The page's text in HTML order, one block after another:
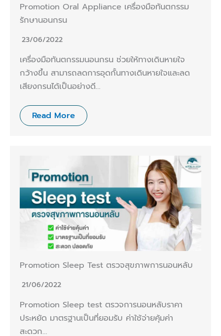
Promotion Oral Appliance เครื่องมือทันตกรรม
รักษานอนกรน
23/06/2022
เครื่องมือทันตกรรมนอนกรน ช่วยให้ทางเดินหายใจ
กว้างขึ้น สามารถลดการอุดกั้นทางเดินหายใจและลด
เสียงกรนได้เป็นอย่างดี…
Read More
Promotion Sleep Test ตรวจสุขภาพการนอนหลับ
21/06/2022
Promotion Sleep test ตรวจการนอนหลับราคา
ประหยัด มาตรฐานเป็นที่ยอมรับ ค่าใช้จ่ายคุ้มค่า
สะดวก…